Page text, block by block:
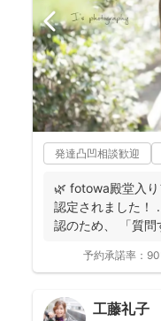
発達凸凹相談歓迎
🌿 fotowa殿堂入
認定されました！
認のため、 「質問
予約承諾率：
工藤礼子